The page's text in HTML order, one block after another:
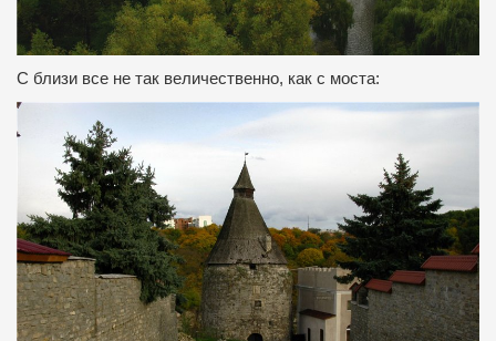
С близи все не так величественно, как с моста: